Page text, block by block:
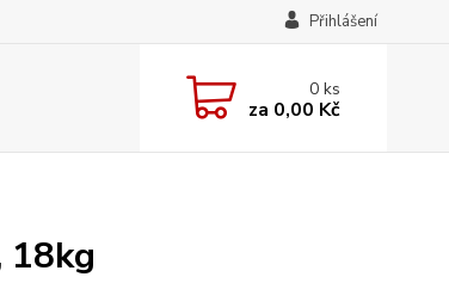
Přihlášení
0ks
za 0,00 Kč
18kg